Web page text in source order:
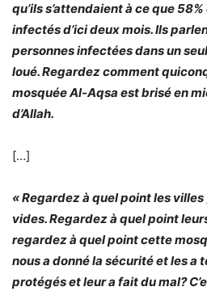
qu’ils s’attendaient à ce que
infectés d’ici deux mois. Ils
personnes infectées dans un
loué. Regardez comment
mosquée Al-Aqsa est brisé en
d’Allah.
[…]
« Regardez à quel point les
vides. Regardez à quel point
regardez à quel point cette
nous a donné la sécurité et les a
protégés et leur a fait du mal?